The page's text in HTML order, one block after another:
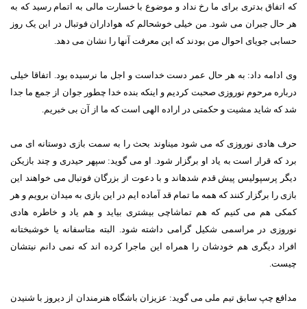
که اتفاق بدتری برای ما رخ نداد و موضوع با خسارت مالی به اتمام رسید که به
هر حال جبران می شود. من خیلی خوشحالم که هواداران فوتبال در این یک روز
حسابی جویای احوال من بودند که این معرفت آنها را نشان می دهد.
وی ادامه داد: به هر حال عمر دست خداست و اجل ما نرسیده بود. اتفاقا خیلی
درباره مرحوم نوروزی صحبت کردیم و اینکه بنده خدا چطور جوان از جمع ما جدا
شد که شاید مشیت و حکمتی در اراده الهی است که ما از آن بی خبریم.
حرف هادی نوروزی که می شود میناوند بحث را به سمت بازی دوستانه ای می
برد که قرار است به یاد او برگزار شود. او می گوید: سپهر حیدری و چند بازیکن
دیگر پرسپولیس پیش قدم شدهاند و با دعوت از بزرگان فوتبال می خواهند این
بازی را برگزار کنند که همه ما تمام قد آماده ایم در این بازی به میدان برویم و هر
کمکی هم می کنیم که هم تماشاچی بیشتری بیاید و هم یاد و خاطره هادی
نوروزی در مراسمی شکیل گرامی داشته شود. البته متاسفانه یا خوشبختانه
افراد دیگری هم خودشان را همراه این ماجرا کرده اند که نمی دانم نیتشان
چیست.
مدافع چپ سابق تیم ملی می گوید: عزیزان باشگاه هنرمندان از دیروز با شنیدن